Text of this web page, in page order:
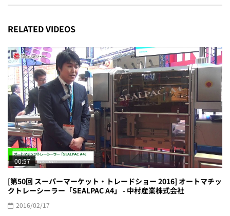
RELATED VIDEOS
00:57
[第50回 スーパーマーケット・トレードショー 2016] オートマチッ
クトレーシーラー「SEALPAC A4」 - 中村産業株式会社
2016/02/17